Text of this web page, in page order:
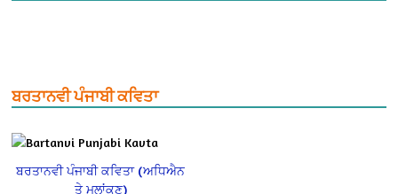
ਬਰਤਾਨਵੀ ਪੰਜਾਬੀ ਕਵਿਤਾ
ਬਰਤਾਨਵੀ ਪੰਜਾਬੀ ਕਵਿਤਾ (ਅਧਿਐਨ
ਤੇ ਮੁਲਾਂਕਣ)